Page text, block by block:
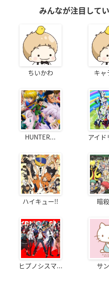
みんなが注目して
ちいかわ キャ
HUNTER... アイド
ハイキュー!! 暗
ヒプノシスマ... サ